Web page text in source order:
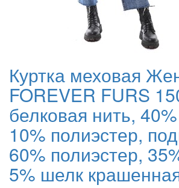
Куртка меховая
FOREVER FURS
белковая нить,
10% полиэстер,
60% полиэстер,
5% шелк